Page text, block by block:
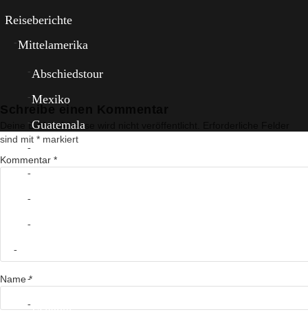
Reiseberichte
Mittelamerika
Abschiedstour
Mexiko
Guatemala
Kolumbien
Ecuador
Deine E-Mail-Adresse wird nicht veröffentlicht.
sind mit * markiert
Kommentar *
Name*